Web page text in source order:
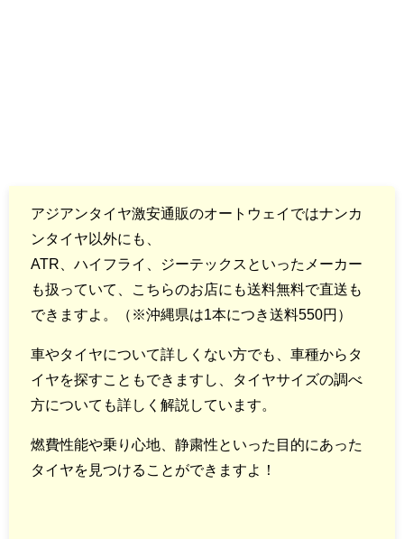
アジアンタイヤ激安通販のオートウェイではナンカ
ンタイヤ以外にも、
ATR、ハイフライ、ジーテックスといったメーカー
も扱っていて、こちらのお店にも送料無料で直送も
できますよ。（※沖縄県は1本につき送料550円）
車やタイヤについて詳しくない方でも、車種からタ
イヤを探すこともできますし、タイヤサイズの調べ
方についても詳しく解説しています。
燃費性能や乗り心地、静粛性といった目的にあった
タイヤを見つけることができますよ！